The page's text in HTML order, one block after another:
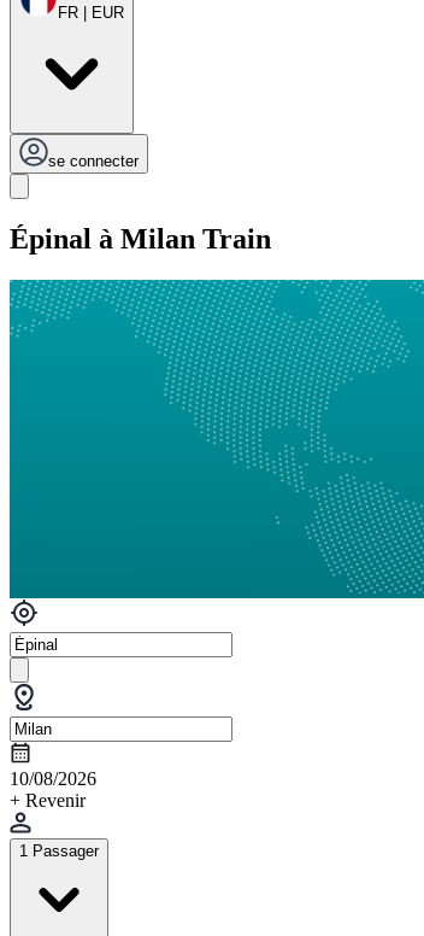
FR | EUR
se connecter
Épinal à Milan Train
10/08/2026
+ Revenir
1 Passager